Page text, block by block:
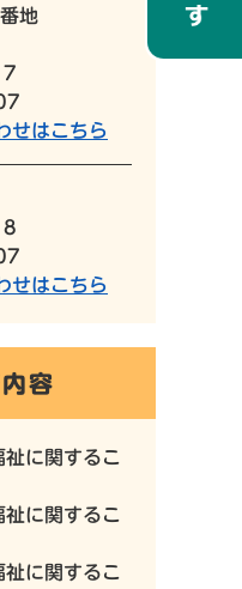
地
せはこちら
せはこちら
容
に関するこ
に関するこ
に関するこ